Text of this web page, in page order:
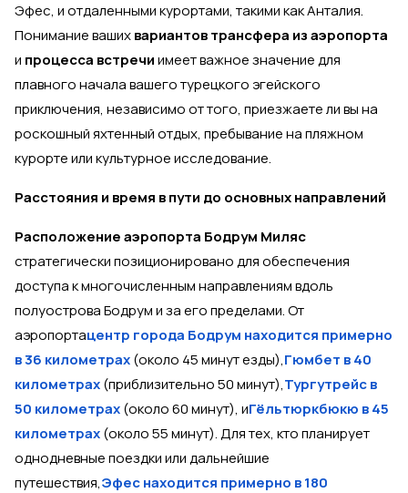
Эфес, и отдаленными курортами, такими как Анталия.
Понимание вашихвариантов трансфера из аэропорта
и процесса встречиимеет важное значение для
плавного начала вашего турецкого эгейского
приключения, независимо от того, приезжаете ли вы на
роскошный яхтенный отдых, пребывание на пляжном
курорте или культурное исследование.
Расстояния и время в пути до основных направлений
Расположение аэропорта Бодрум Миляс
стратегически позиционировано для обеспечения
доступа к многочисленным направлениям вдоль
полуострова Бодрум и за его пределами. От
аэропортацентр города Бодрум находится примерно
в 36 километрах(около 45 минут езды),Гюмбет в 40
километрах(приблизительно 50 минут),Тургутрейс в
50 километрах(около 60 минут), иГёльтюркбюкю в 45
километрах(около 55 минут). Для тех, кто планирует
однодневные поездки или дальнейшие
путешествия,Эфес находится примерно в 180